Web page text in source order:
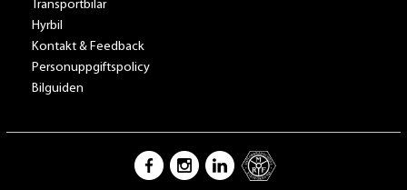
Transportbilar
Hyrbil
Kontakt & Feedback
Personuppgiftspolicy
Bilguiden